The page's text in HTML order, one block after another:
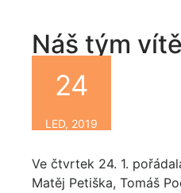
Náš tým
By
24
LED, 2019
Ve čtvrtek 24. 1.
Matěj Petiška, Tomáš